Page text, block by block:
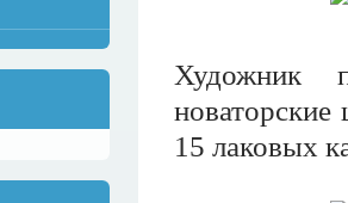
Художник
15 лаковых